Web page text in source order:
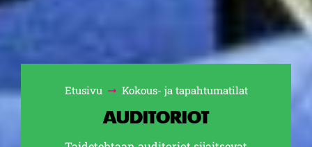
Selaa:Etusivu Kokous- ja tapahtumatilat
AUDITORIOT